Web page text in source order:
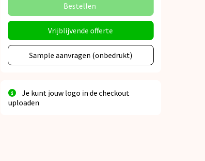
Bestellen
Vrijblijvende offerte
Sample aanvragen (onbedrukt)
Je kunt jouw logo in de checkout
uploaden